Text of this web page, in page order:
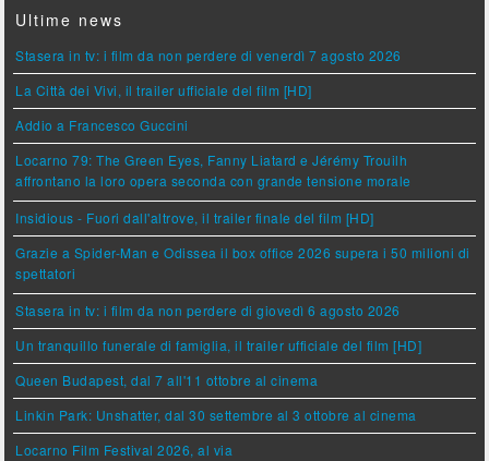
Ultime news
Stasera in tv: i film da non perdere di venerdì 7 agosto 2026
La Città dei Vivi, il trailer ufficiale del film [HD]
Addio a Francesco Guccini
Locarno 79: The Green Eyes, Fanny Liatard e Jérémy Trouilh
affrontano la loro opera seconda con grande tensione morale
Insidious - Fuori dall'altrove, il trailer finale del film [HD]
Grazie a Spider-Man e Odissea il box office 2026 supera i 50 milioni di
spettatori
Stasera in tv: i film da non perdere di giovedì 6 agosto 2026
Un tranquillo funerale di famiglia, il trailer ufficiale del film [HD]
Queen Budapest, dal 7 all'11 ottobre al cinema
Linkin Park: Unshatter, dal 30 settembre al 3 ottobre al cinema
Locarno Film Festival 2026, al via